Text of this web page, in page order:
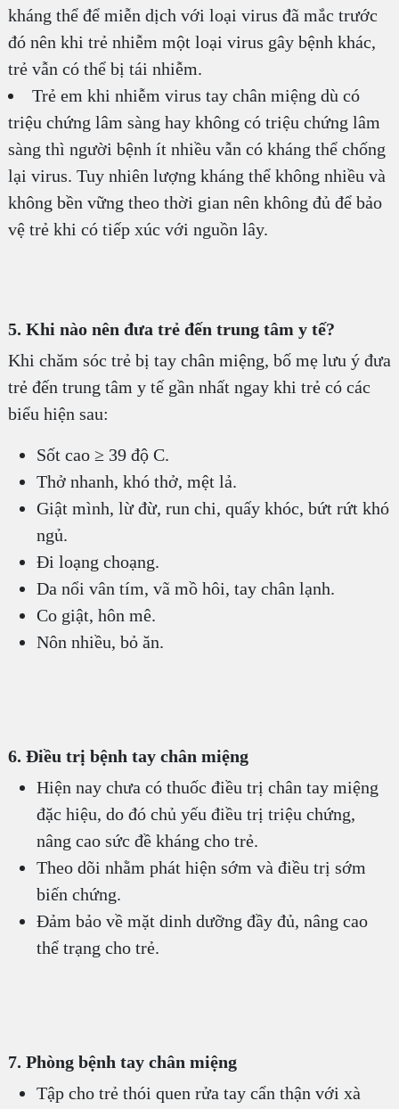
kháng thể để miễn dịch với loại virus đã mắc trước
đó nên khi trẻ nhiễm một loại virus gây bệnh khác,
trẻ vẫn có thể bị tái nhiễm.
Trẻ em khi nhiễm virus tay chân miệng dù có
triệu chứng lâm sàng hay không có triệu chứng lâm
sàng thì người bệnh ít nhiều vẫn có kháng thể chống
lại virus. Tuy nhiên lượng kháng thể không nhiều và
không bền vững theo thời gian nên không đủ để bảo
vệ trẻ khi có tiếp xúc với nguồn lây.
5. Khi nào nên đưa trẻ đến trung tâm y tế?
Khi chăm sóc trẻ bị tay chân miệng, bố mẹ lưu ý đưa
trẻ đến trung tâm y tế gần nhất ngay khi trẻ có các
biểu hiện sau:
Sốt cao ≥ 39 độ C.
Thở nhanh, khó thở, mệt lả.
Giật mình, lừ đừ, run chi, quấy khóc, bứt rứt khó
ngủ.
Đi loạng choạng.
Da nổi vân tím, vã mồ hôi, tay chân lạnh.
Co giật, hôn mê.
Nôn nhiều, bỏ ăn.
6. Điều trị bệnh tay chân miệng
Hiện nay chưa có thuốc điều trị chân tay miệng
đặc hiệu, do đó chủ yếu điều trị triệu chứng,
nâng cao sức đề kháng cho trẻ.
Theo dõi nhằm phát hiện sớm và điều trị sớm
biến chứng.
Đảm bảo về mặt dinh dưỡng đầy đủ, nâng cao
thể trạng cho trẻ.
7. Phòng bệnh tay chân miệng
Tập cho trẻ thói quen rửa tay cẩn thận với xà